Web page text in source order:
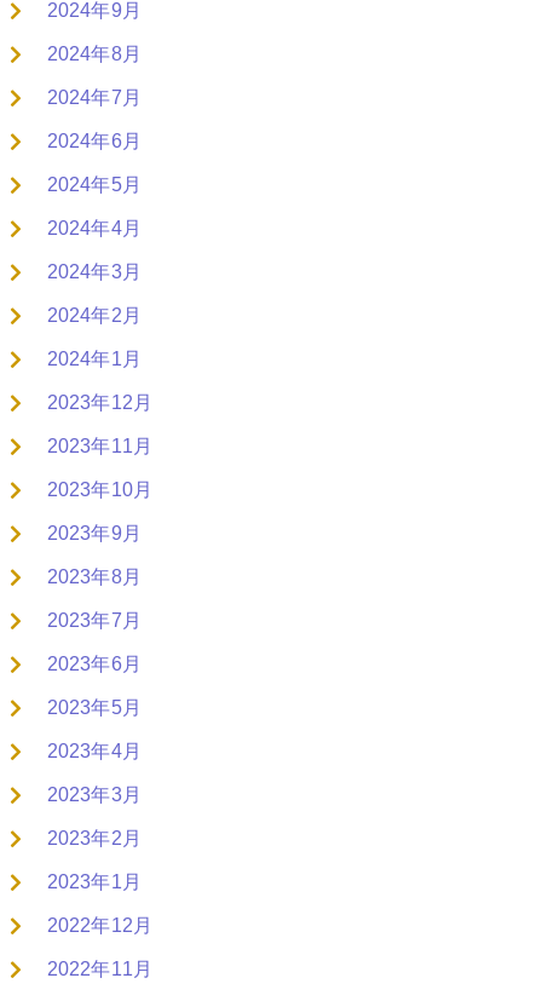
2024年9月
2024年8月
2024年7月
2024年6月
2024年5月
2024年4月
2024年3月
2024年2月
2024年1月
2023年12月
2023年11月
2023年10月
2023年9月
2023年8月
2023年7月
2023年6月
2023年5月
2023年4月
2023年3月
2023年2月
2023年1月
2022年12月
2022年11月